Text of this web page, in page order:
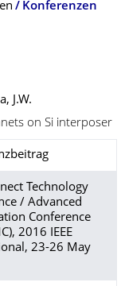
Konferenzen
J.W.
on Si interposer
Technology
/ Advanced
Conference
2016 IEEE
23-26 May